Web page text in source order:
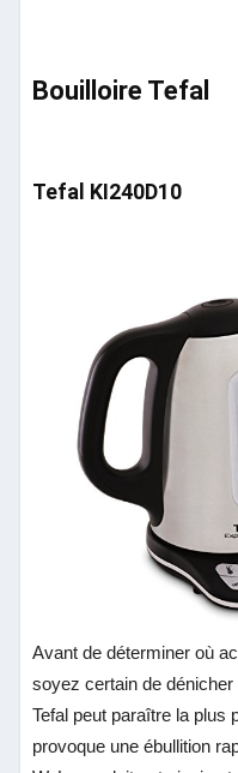
Bouilloire Tefal
Tefal KI240D10
Avant de déterminer où
soyez certain de
Tefal peut paraître la plus
provoque une ébullition